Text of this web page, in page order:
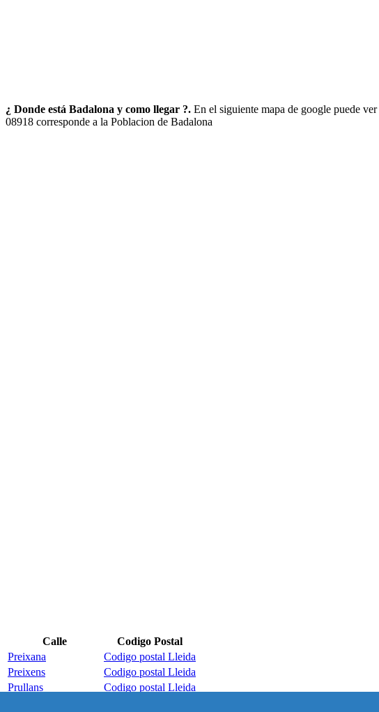
¿ Donde está Badalona y como llegar ?. En el siguiente mapa de google puede ver
08918 corresponde a la Poblacion de Badalona
Calle
Codigo Postal
Preixana
Codigo postal Lleida
Preixens
Codigo postal Lleida
Prullans
Codigo postal Lleida